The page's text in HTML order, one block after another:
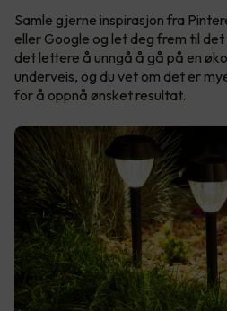
Samle gjerne inspirasjon fra
eller Google og let deg frem til
det lettere å unngå å gå på en
underveis, og du vet om det er
for å oppnå ønsket resultat.